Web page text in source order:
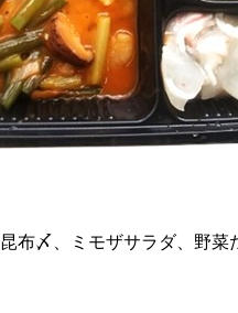
布〆、ミモザサラダ、野